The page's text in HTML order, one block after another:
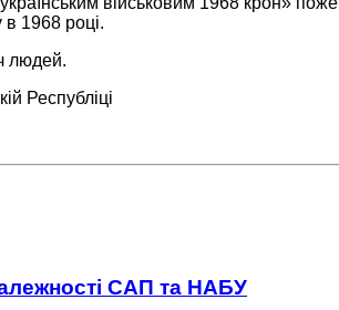
в 1968 році.
людей.
Республіці
САП та НАБУ